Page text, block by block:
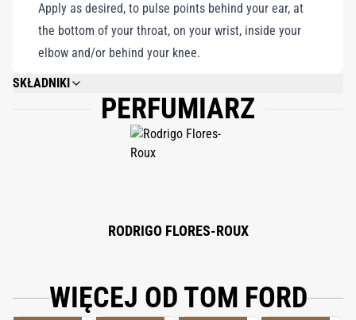
Apply as desired, to pulse points behind your ear, at
the bottom of your throat, on your wrist, inside your
elbow and/or behind your knee.
SKŁADNIKI
ALCOHOL DENAT., WATER/AQUA/EAU, FRAGRANCE (PARFUM), LIMONENE,
LINALOOL, HYDROXYCITRONELLAL, GERANIOL, CITRONELLOL, CITRAL,
PERFUMIARZ
RODRIGO FLORES-ROUX
WIĘCEJ OD TOM FORD